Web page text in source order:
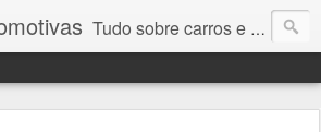
Tudo sobre carros e motores